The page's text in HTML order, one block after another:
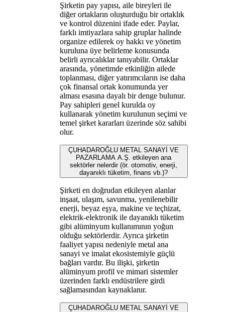
Şirketin pay yapısı, aile bireyleri ile
diğer ortakların oluşturduğu bir ortaklık
ve kontrol düzenini ifade eder. Paylar,
farklı imtiyazlara sahip gruplar halinde
organize edilerek oy hakkı ve yönetim
kuruluna üye belirleme konusunda
belirli ayrıcalıklar tanıyabilir. Ortaklar
arasında, yönetimde etkinliğin ailede
toplanması, diğer yatırımcıların ise daha
çok finansal ortak konumunda yer
alması esasına dayalı bir denge bulunur.
Pay sahipleri genel kurulda oy
kullanarak yönetim kurulunun seçimi ve
temel şirket kararları üzerinde söz sahibi
olur.
ÇUHADAROĞLU METAL SANAYİ VE
PAZARLAMA A.Ş. etkileyen ana
sektörler nelerdir (ör. otomotiv, enerji,
dayanıklı tüketim, finans vb.)?
Şirketi en doğrudan etkileyen alanlar
inşaat, ulaşım, savunma, yenilenebilir
enerji, beyaz eşya, makine ve teçhizat,
elektrik-elektronik ile dayanıklı tüketim
gibi alüminyum kullanımının yoğun
olduğu sektörlerdir. Ayrıca şirketin
faaliyet yapısı nedeniyle metal ana
sanayi ve imalat ekosistemiyle güçlü
bağları vardır. Bu ilişki, şirketin
alüminyum profil ve mimari sistemler
üzerinden farklı endüstrilere girdi
sağlamasından kaynaklanır.
ÇUHADAROĞLU METAL SANAYİ VE